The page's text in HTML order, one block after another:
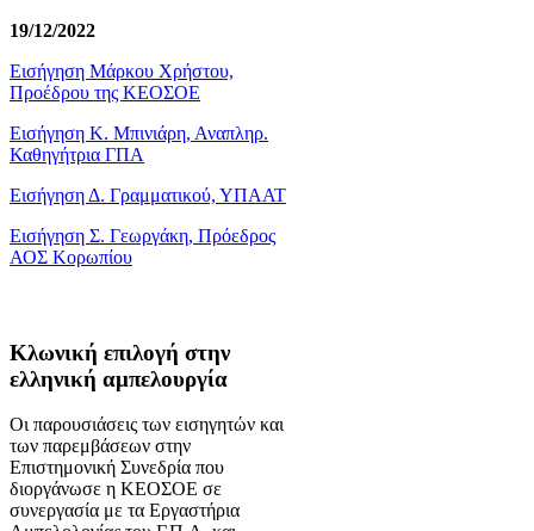
19/12/2022
Εισήγηση Μάρκου Χρήστου,
Προέδρου της ΚΕΟΣΟΕ
Εισήγηση Κ. Μπινιάρη, Αναπληρ.
Καθηγήτρια ΓΠΑ
Εισήγηση Δ. Γραμματικού, ΥΠΑΑΤ
Εισήγηση Σ. Γεωργάκη, Πρόεδρος
ΑΟΣ Κορωπίου
Κλωνική επιλογή στην
ελληνική αμπελουργία
Οι παρουσιάσεις των εισηγητών και
των παρεμβάσεων στην
Επιστημονική Συνεδρία που
διοργάνωσε η ΚΕΟΣΟΕ σε
συνεργασία με τα Εργαστήρια